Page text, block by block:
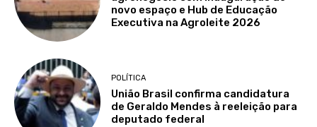
novo espaço e Hub de Educação
Executiva na Agroleite 2026
POLÍTICA
União Brasil confirma candidatura
de Geraldo Mendes à reeleição para
deputado federal